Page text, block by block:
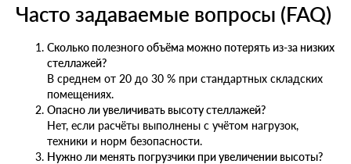
Часто задаваемые вопросы (FAQ)
Сколько полезного объёма можно потерять из-за низких
стеллажей?
В среднем от 20 до 30 % при стандартных складских
помещениях.
Опасно ли увеличивать высоту стеллажей?
Нет, если расчёты выполнены с учётом нагрузок,
техники и норм безопасности.
Нужно ли менять погрузчики при увеличении высоты?